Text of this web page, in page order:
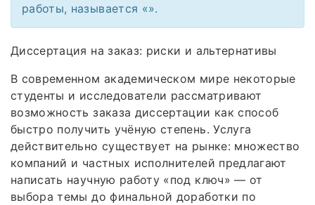
работы, называется «».
Диссертация на заказ: риски и альтернативы
В современном академическом мире некоторые
студенты и исследователи рассматривают
возможность заказа диссертации как способ
быстро получить учёную степень. Услуга
действительно существует на рынке: множество
компаний и частных исполнителей предлагают
написать научную работу «под ключ» — от
выбора темы до финальной доработки по